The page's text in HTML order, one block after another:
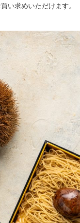
い求めいただけます。